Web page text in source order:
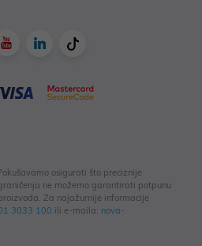
osigurati što preciznije
ne možemo garantirati potpunu
Za najažurnije informacije
3033 100 ili e-maila: nova-